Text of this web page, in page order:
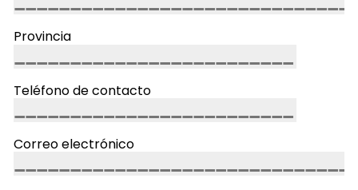
Provincia
Teléfono de contacto
Correo electrónico